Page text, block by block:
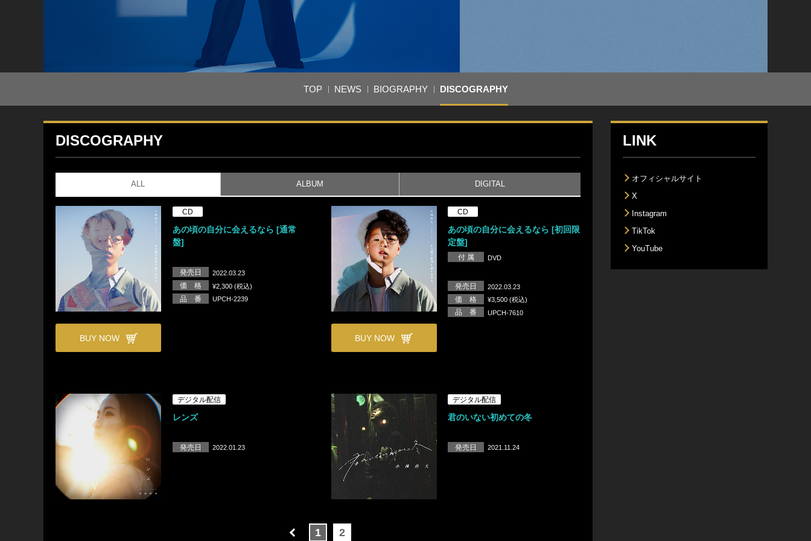
TOP NEWS BIOGRAPHY DISCOGRAPHY
DISCOGRAPHY
ALL ALBUM DIGITAL
BUY NOW
CD
あの頃の自分に会えるなら [通常
盤]
発売日 2022.03.23
価 格 ¥2,300 (税込)
品 番 UPCH-2239
BUY NOW
CD
あの頃の自分に会えるなら [初回限
定盤]
付 属 DVD
発売日 2022.03.23
価 格 ¥3,500 (税込)
品 番 UPCH-7610
デジタル配信
レンズ
発売日 2022.01.23
デジタル配信
君のいない初めての冬
発売日 2021.11.24
1 2
LINK
オフィシャルサイト
X
Instagram
TikTok
YouTube